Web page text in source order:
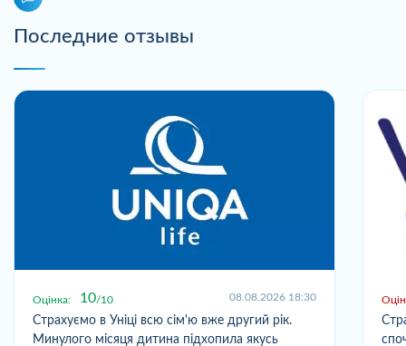
Последние отзывы
Оцінка: 10 10 08.08.2026 18:30
Страхуємо в Уніці всю сім'ю вже другий рік.
Минулого місяця дитина підхопила якусь